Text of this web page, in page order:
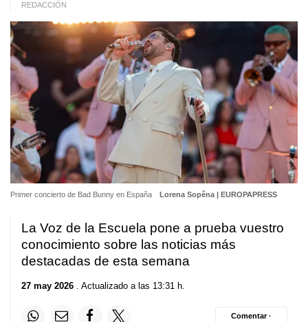
REDACCIÓN
Primer concierto de Bad Bunny en España Lorena Sopêna | EUROPAPRESS
La Voz de la Escuela pone a prueba vuestro
conocimiento sobre las noticias más
destacadas de esta semana
27 may 2026 . Actualizado a las 13:31 h.
Comentar ·